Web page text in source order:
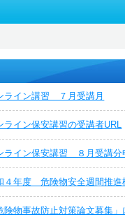
ライン講習 ７月受講月
ライン保安講習の受講者URL
ライン保安講習 ８月受講分
４年度 危険物安全週間推進
険物事故防止対策論文募集